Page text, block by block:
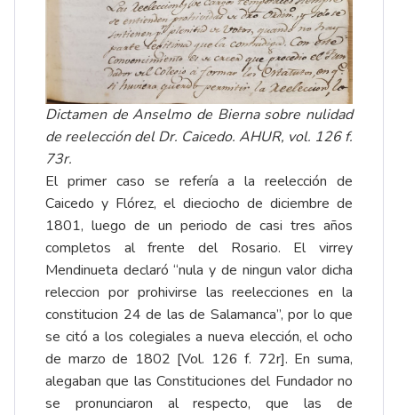
Dictamen de Anselmo de Bierna sobre nulidad
de reelección del Dr. Caicedo. AHUR, vol. 126 f.
73r.
El primer caso se refería a la reelección de
Caicedo y Flórez, el dieciocho de diciembre de
1801, luego de un periodo de casi tres años
completos al frente del Rosario. El virrey
Mendinueta declaró “nula y de ningun valor dicha
releccion por prohivirse las reelecciones en la
constitucion 24 de las de Salamanca”, por lo que
se citó a los colegiales a nueva elección, el ocho
de marzo de 1802 [Vol. 126 f. 72r]. En suma,
alegaban que las Constituciones del Fundador no
se pronunciaron al respecto, que las de